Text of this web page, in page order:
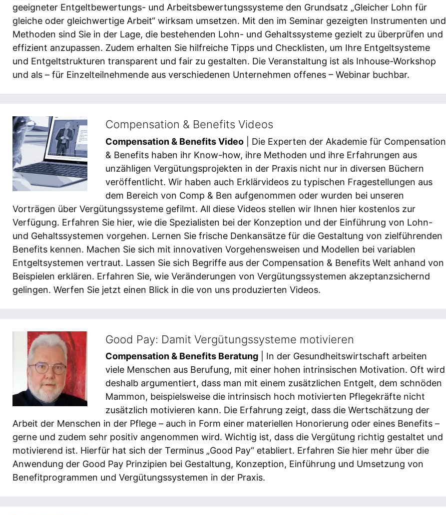
geeigneter Entgeltbewertungs- und Arbeitsbewertungssysteme den Grundsatz „Gleicher Lohn für
gleiche oder gleichwertige Arbeit“ wirksam umsetzen. Mit den im Seminar gezeigten Instrumenten und
Methoden sind Sie in der Lage, die bestehenden Lohn- und Gehaltssysteme gezielt zu überprüfen und
effizient anzupassen. Zudem erhalten Sie hilfreiche Tipps und Checklisten, um Ihre Entgeltsysteme
und Entgeltstrukturen transparent und fair zu gestalten. Die Veranstaltung ist als Inhouse-Workshop
und als – für Einzelteilnehmende aus verschiedenen Unternehmen offenes – Webinar buchbar.
Compensation & Benefits Videos
Compensation & Benefits Video | Die Experten der Akademie für Compensation
& Benefits haben ihr Know-how, ihre Methoden und ihre Erfahrungen aus
unzähligen Vergütungsprojekten in der Praxis nicht nur in diversen Büchern
veröffentlicht. Wir haben auch Erklärvideos zu typischen Fragestellungen aus
dem Bereich von Comp & Ben aufgenommen oder wurden bei unseren
Vorträgen über Vergütungssysteme gefilmt. All diese Videos stellen wir Ihnen hier kostenlos zur
Verfügung. Erfahren Sie hier, wie die Spezialisten bei der Konzeption und der Einführung von Lohn-
und Gehaltssystemen vorgehen. Lernen Sie frische Denkansätze für die Gestaltung von zielführenden
Benefits kennen. Machen Sie sich mit innovativen Vorgehensweisen und Modellen bei variablen
Entgeltsystemen vertraut. Lassen Sie sich Begriffe aus der Compensation & Benefits Welt anhand von
Beispielen erklären. Erfahren Sie, wie Veränderungen von Vergütungssystemen akzeptanzsichernd
gelingen. Werfen Sie jetzt einen Blick in die von uns produzierten Videos.
Good Pay: Damit Vergütungssysteme motivieren
Compensation & Benefits Beratung | In der Gesundheitswirtschaft arbeiten
viele Menschen aus Berufung, mit einer hohen intrinsischen Motivation. Oft wird
deshalb argumentiert, dass man mit einem zusätzlichen Entgelt, dem schnöden
Mammon, beispielsweise die intrinsisch hoch motivierten Pflegekräfte nicht
zusätzlich motivieren kann. Die Erfahrung zeigt, dass die Wertschätzung der
Arbeit der Menschen in der Pflege – auch in Form einer materiellen Honorierung oder eines Benefits –
gerne und zudem sehr positiv angenommen wird. Wichtig ist, dass die Vergütung richtig gestaltet und
motivierend ist. Hierfür hat sich der Terminus „Good Pay“ etabliert. Erfahren Sie hier mehr über die
Anwendung der Good Pay Prinzipien bei Gestaltung, Konzeption, Einführung und Umsetzung von
Benefitprogrammen und Vergütungssystemen in der Praxis.